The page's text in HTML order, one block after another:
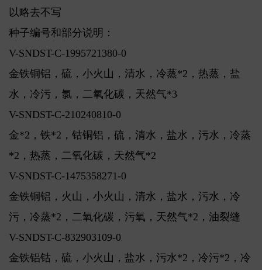
以略去不写
种子编号和部分说明：
V-SNDST-C-1995721380-0
金铁铜铝，硫，小火山，清水，冷蒸*2，热蒸，盐
水，冷污，氯，二氧化碳，天然气*3
V-SNDST-C-210240810-0
金*2，铁*2，钴铜铝，硫，清水，盐水，污水，冷蒸
*2，热蒸，二氧化碳，天然气*2
V-SNDST-C-1475358271-0
金铁铜铝，火山，小火山，清水，盐水，污水，冷
污，冷蒸*2，二氧化碳，污氧，天然气*2，油裂缝
V-SNDST-C-832903109-0
金铁铝钴，硫，小火山，盐水，污水*2，冷污*2，冷